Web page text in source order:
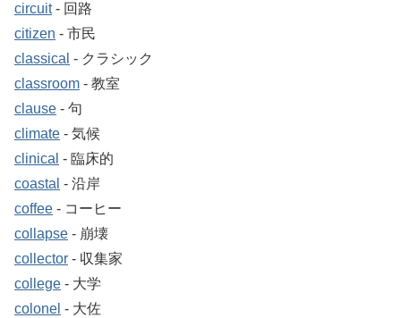
circuit‐ 回路
citizen ‐ 市民
classical ‐ クラシック
classroom ‐ 教室
clause ‐ 句
climate ‐ 気候
clinical ‐ 臨床的
coastal ‐ 沿岸
coffee ‐ コーヒー
collapse ‐ 崩壊
collector ‐ 収集家
college ‐ 大学
colonel ‐ 大佐